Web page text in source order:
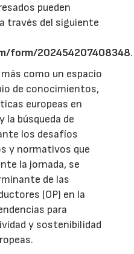
pueden
a través del siguiente
form/202454207408348.
como un espacio
de conocimientos,
europeas en
la búsqueda de
los desafíos
y normativos que
la jornada, se
de las
(OP) en la
para
y sostenibilidad